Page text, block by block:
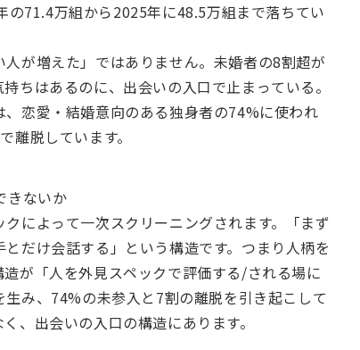
の71.4万組から2025年に48.5万組まで落ちてい
が増えた」ではありません。未婚者の8割超が
ちはあるのに、出会いの入口で止まっている。
恋愛・結婚意向のある独身者の74%に使われ
離脱しています。
きないか
によって一次スクリーニングされます。「まず
だけ会話する」という構造です。つまり人柄を
が「人を外見スペックで評価する/される場に
み、74%の未参入と7割の離脱を引き起こして
、出会いの入口の構造にあります。